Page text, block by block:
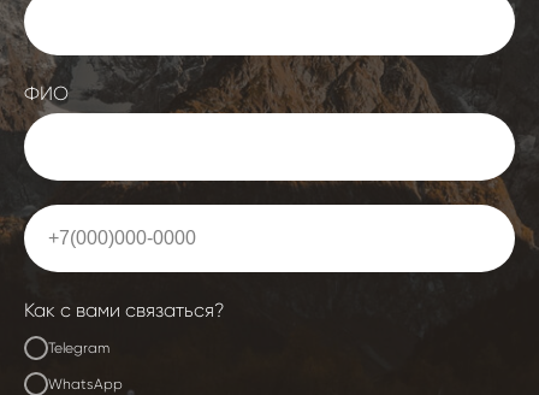
ФИО
Как с вами связаться?
Telegram
WhatsApp